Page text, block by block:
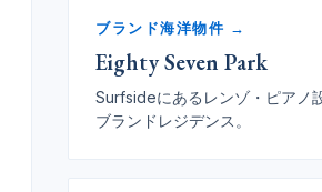
ブランド海洋物件 →
Eighty Seven Park
Surfsideにあるレンゾ・ピアノ
ブランドレジデンス。